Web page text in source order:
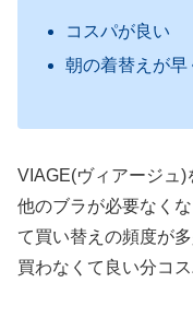
コスパが良い
朝の着替えが早
VIAGE(ヴィアージュ)
他のブラが必要なく
て買い替えの頻度が
買わなくて良い分コ